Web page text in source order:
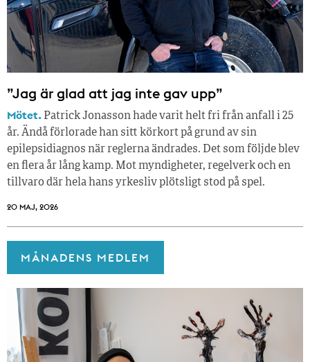
”Jag är glad att jag inte gav upp”
Mötet. Patrick Jonasson hade varit helt fri från anfall i 25
år. Ändå förlorade han sitt körkort på grund av sin
epilepsidiagnos när reglerna ändrades. Det som följde blev
en flera år lång kamp. Mot myndigheter, regelverk och en
tillvaro där hela hans yrkesliv plötsligt stod på spel.
20 MAJ, 2026
MÅNADENS MEDLEM